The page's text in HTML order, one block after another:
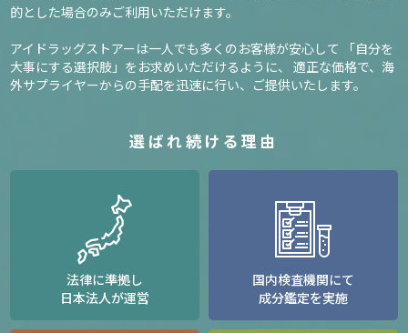
的とした場合のみご利用いただけます。
アイドラッグストアーは一人でも多くのお客様が安心して
「自分を
大事にする選択肢」をお求めいただけるように、
適正な価格で、海
外サプライヤーからの手配を迅速に行い、ご提供いたします。
選ばれ続ける理由
法律に準拠し
日本法人が運営
国内検査機関にて
成分鑑定を実施